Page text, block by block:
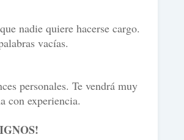
nadie quiere hacerse cargo.
vacías.
personales. Te vendrá muy
con experiencia.